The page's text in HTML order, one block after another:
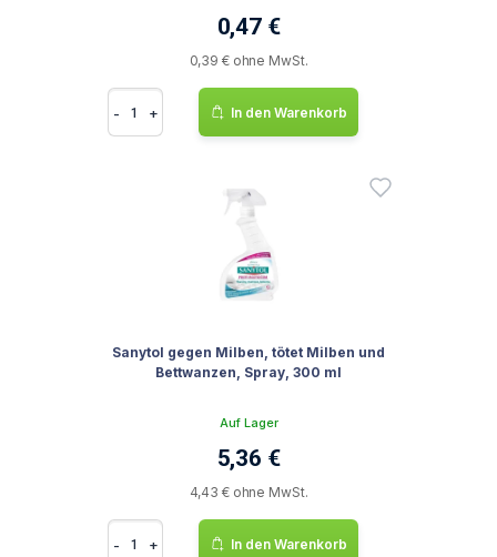
0,47 €
0,39 € ohne MwSt.
- + In den Warenkorb
Sanytol gegen Milben, tötet Milben und
Bettwanzen, Spray, 300 ml
Auf Lager
5,36 €
4,43 € ohne MwSt.
- + In den Warenkorb